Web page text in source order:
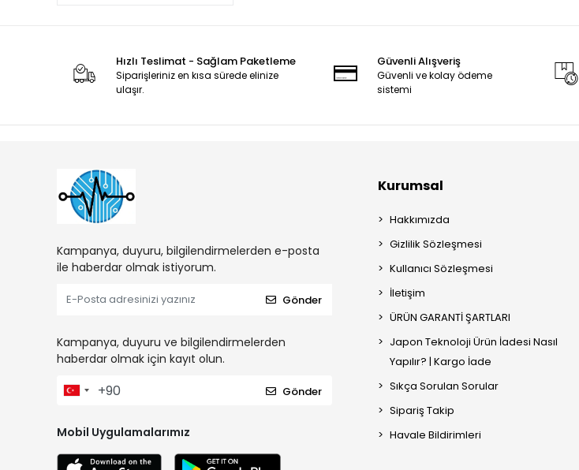
Hızlı Teslimat - Sağlam Paketleme
Siparişleriniz en kısa sürede elinize
ulaşır.
Güvenli Alışveriş
Güvenli ve kolay ödeme
sistemi
Kampanya, duyuru, bilgilendirmelerden e-posta
ile haberdar olmak istiyorum.
Gönder
Kampanya, duyuru ve bilgilendirmelerden
haberdar olmak için kayıt olun.
Gönder
Mobil Uygulamalarımız
Kurumsal
Hakkımızda
Gizlilik Sözleşmesi
Kullanıcı Sözleşmesi
İletişim
ÜRÜN GARANTİ ŞARTLARI
Japon Teknoloji Ürün İadesi Nasıl
Yapılır? | Kargo İade
Sıkça Sorulan Sorular
Sipariş Takip
Havale Bildirimleri